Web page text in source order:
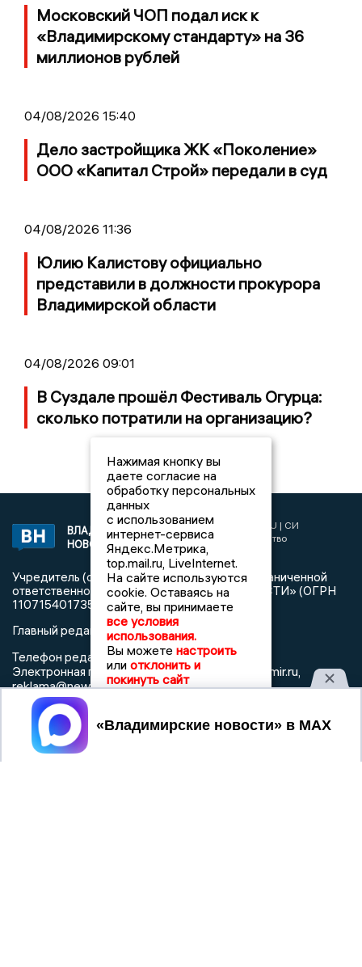
Московский ЧОП подал иск к
«Владимирскому стандарту» на 36
миллионов рублей
04/08/2026 15:40
Дело застройщика ЖК «Поколение»
ООО «Капитал Строй» передали в суд
04/08/2026 11:36
Юлию Калистову официально
представили в должности прокурора
Владимирской области
04/08/2026 09:01
В Суздале прошёл Фестиваль Огурца:
сколько потратили на организацию?
ВЛАДИМИРСКИЕ
НОВОСТИ
2017 © NEWSVLADIMIR.RU | СИ
«Информационное агентство
Владимирские новости»
Учредитель (соучредители): Общество с ограниченной
ответственностью «РЕГИОНАЛЬНЫЕ НОВОСТИ» (ОГРН
1107154017354)
Главный редактор: Мазов С. А.
Телефон редакции:8 (4922) 666916
Электронная почта редакции:info@newsvladimir.ru,
reklama@newsvladimir.ru
Регистрационный номер: серия Эл № ФС77-78858 от 4
августа 2020 г. согласно выписке из реестра
зарегистрированных средств массовой информации
Нажимая кнопку вы
даете согласие на
обработку персональных
данных
с использованием
интернет-сервиса
Яндекс.Метрика,
top.mail.ru, LiveInternet.
На сайте используются
cookie. Оставаясь на
сайте, вы принимаете
все условия
использования.
Вы можете настроить
или отклонить и
покинуть сайт
Принять